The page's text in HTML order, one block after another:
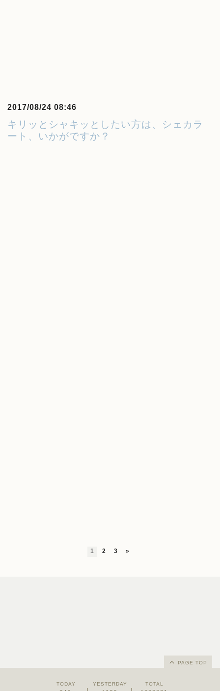
2017/08/24 08:46
キリッとシャキッとしたい方は、シェカラ
ート、いかがですか？
1 2 3 »
PAGE TOP
TODAY YESTERDAY TOTAL